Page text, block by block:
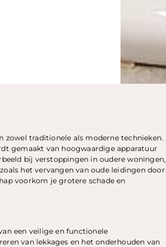
traditionele als moderne technieken.
gemaakt van hoogwaardige apparatuur
bij verstoppingen in oudere woningen,
het vervangen van oude leidingen door
voorkom je grotere schade en
een veilige en functionele
van lekkages en het onderhouden van